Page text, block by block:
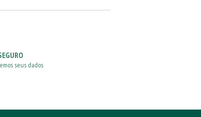
seus dados